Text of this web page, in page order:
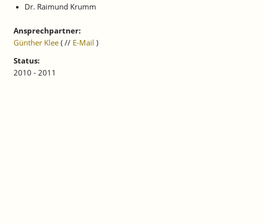
Dr. Raimund Krumm
Ansprechpartner:
Günther Klee( // E-Mail )
Status:
2010 - 2011